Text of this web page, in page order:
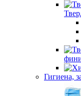
Гигиена,